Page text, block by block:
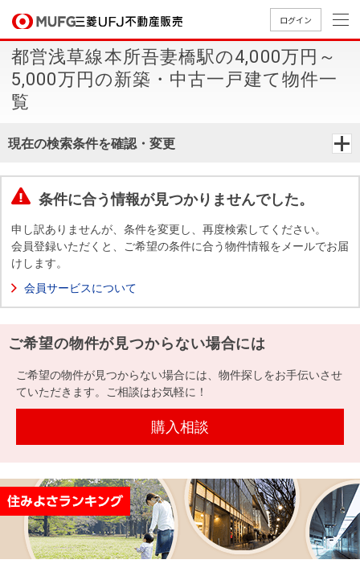
ログイン
買いたいTOP
マン
ショ
探す
中古
建て
を探
投
物
件
を
探
事業
探す
売りたいTOP
料
査
相
売却
時手
試算
売却向け
サービス
周辺相場
検索
住まい1プ
ラス（お
店舗案内TOP
店舗のご
案内（首
都圏）
古屋）
西）
会社情報TOP
ごあいさ
つ
ョン
覧
沿革
本社地
図
ニュース
ック版）
採用情報TOP
新卒採用
情報
買いたい
売りたい
会社情報
採用情報
法人のお客さま
提携企業にお勤めの方
会員ページ
都営浅草線本所吾妻橋駅の4,000万円～
5,000万円の新築・中古一戸建て物件一
覧
現在の検索条件を確認・変更
条件に合う情報が見つかりませんでした。
申し訳ありませんが、条件を変更し、再度検索してください。
会員登録いただくと、ご希望の条件に合う物件情報をメールでお届
けします。
会員サービスについて
ご希望の物件が見つからない場合には
ご希望の物件が見つからない場合には、物件探しをお手伝いさせ
ていただきます。ご相談はお気軽に！
購入相談